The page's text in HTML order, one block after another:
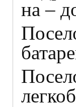
на –